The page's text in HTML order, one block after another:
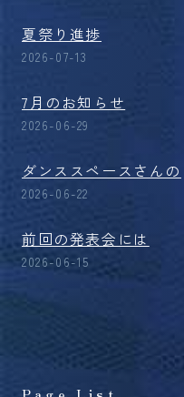
夏祭り進捗
2026-07-13
7月のお知らせ
2026-06-29
ダンススペースさんの
2026-06-22
前回の発表会には
2026-06-15